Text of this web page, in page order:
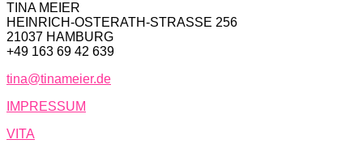
TINA MEIER
HEINRICH-OSTERATH-STRASSE 256
21037 HAMBURG
+49 163 69 42 639
tina@tinameier.de
IMPRESSUM
VITA